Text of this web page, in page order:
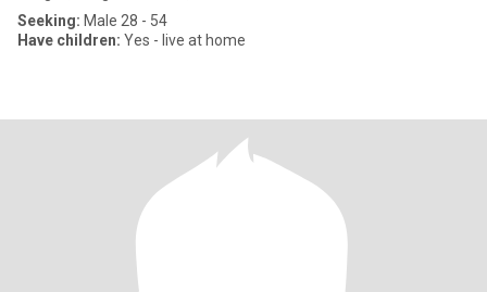
Seeking: Male 28 - 54
Have children: Yes - live at home